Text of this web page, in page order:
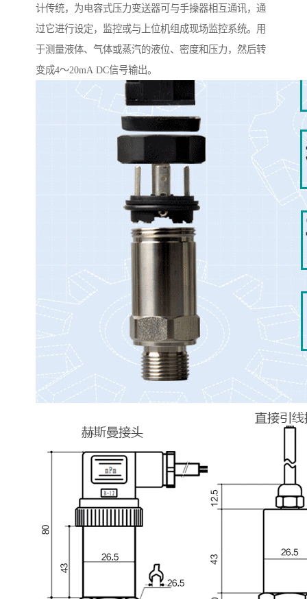
计传统，为电容式压力变送器可与手操器相互通讯，通
过它进行设定，监控或与上位机组成现场监控系统。用
于测量液体、气体或蒸汽的液位、密度和压力，然后转
变成4～20mA DC信号输出。